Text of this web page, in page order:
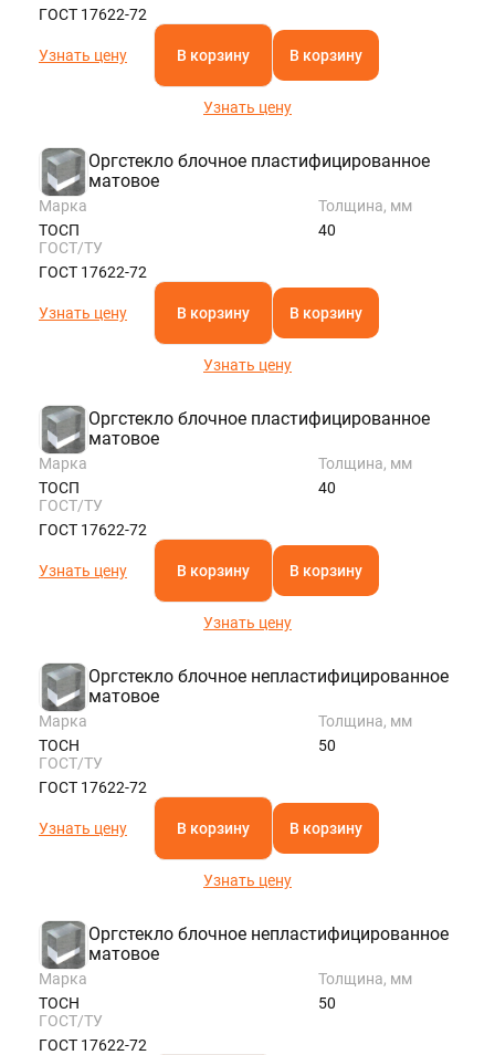
ГОСТ 17622-72
Узнать цену В корзину В корзину
Узнать цену
Оргстекло блочное пластифицированное
матовое
Марка
ТОСП
Толщина, мм
40
ГОСТ/ТУ
ГОСТ 17622-72
Узнать цену В корзину В корзину
Узнать цену
Оргстекло блочное пластифицированное
матовое
Марка
ТОСП
Толщина, мм
40
ГОСТ/ТУ
ГОСТ 17622-72
Узнать цену В корзину В корзину
Узнать цену
Оргстекло блочное непластифицированное
матовое
Марка
ТОСН
Толщина, мм
50
ГОСТ/ТУ
ГОСТ 17622-72
Узнать цену В корзину В корзину
Узнать цену
Оргстекло блочное непластифицированное
матовое
Марка
ТОСН
Толщина, мм
50
ГОСТ/ТУ
ГОСТ 17622-72